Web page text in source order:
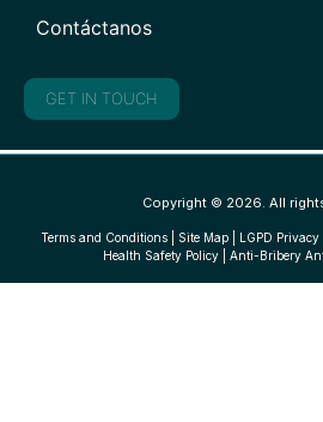
Contáctanos
GET IN TOUCH
Copyright © 2026. All
Terms and Conditions| Site Map| LGPD
Health Safety Policy| Anti-Bribery